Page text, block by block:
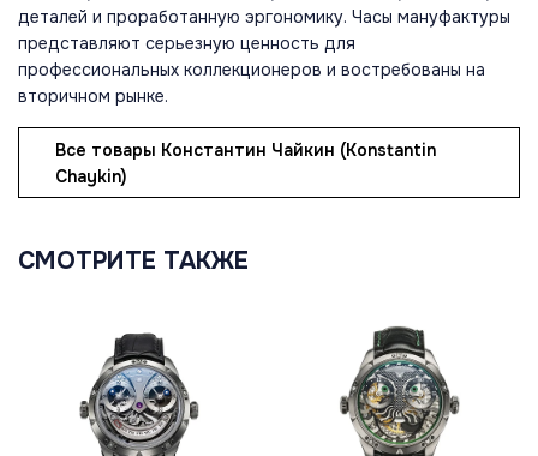
деталей и проработанную эргономику. Часы мануфактуры
представляют серьезную ценность для
профессиональных коллекционеров и востребованы на
вторичном рынке.
Все товары Константин Чайкин (Konstantin
Chaykin)
СМОТРИТЕ ТАКЖЕ